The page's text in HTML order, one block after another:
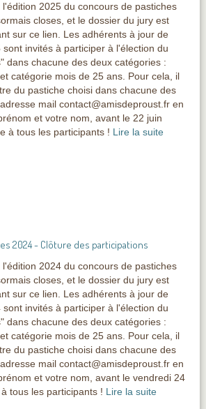
2025 du concours de pastiches
closes, et le dossier du jury est
sur ce lien. Les adhérents à jour de
sont invités à participer à l'élection du
dans chacune des deux catégories :
catégorie mois de 25 ans. Pour cela, il
du pastiche choisi dans chacune des
mail contact@amisdeproust.fr en
et votre nom, avant le 22 juin
à tous les participants ! Lire la suite
2024 - Clôture des participations
2024 du concours de pastiches
closes, et le dossier du jury est
sur ce lien. Les adhérents à jour de
sont invités à participer à l'élection du
dans chacune des deux catégories :
catégorie mois de 25 ans. Pour cela, il
du pastiche choisi dans chacune des
mail contact@amisdeproust.fr en
et votre nom, avant le vendredi 24
tous les participants ! Lire la suite